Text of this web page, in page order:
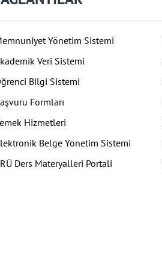
Yönetim Sistemi
Veri Sistemi
Bilgi Sistemi
Formları
Hizmetleri
Belge Yönetim Sistemi
Ders Materyalleri Portali